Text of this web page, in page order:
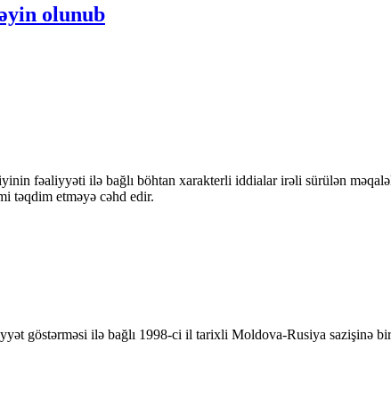
olunub
fəaliyyəti ilə bağlı böhtan xarakterli iddialar irəli sürülən
təqdim etməyə cəhd edir.
göstərməsi ilə bağlı 1998-ci il tarixli Moldova-Rusiya sazişinə